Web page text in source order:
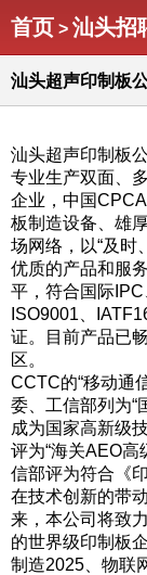
首页 > 汕头招
汕头超声印制板
汕头超声印制板
专业生产双面、
企业，中国
板制造设备、雄
场网络，以“及时
优质的产品和服
平，符合国际IPC
ISO9001、
证。目前产品已
区。
CCTC的“移动通
委、工信部列为“
成为国家高新级
评为“海关AEO高
信部评为符合《
在技术创新的带
来，本公司将致
的世界级印制板
制造2025、物联